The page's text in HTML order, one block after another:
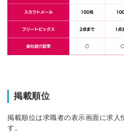
掲載順位
掲載順位は求職者の表示画面に求人
す。